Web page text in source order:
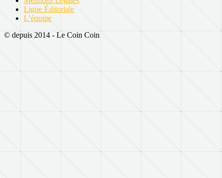
Ligne Éditoriale
L’équipe
© depuis 2014 - Le Coin Coin